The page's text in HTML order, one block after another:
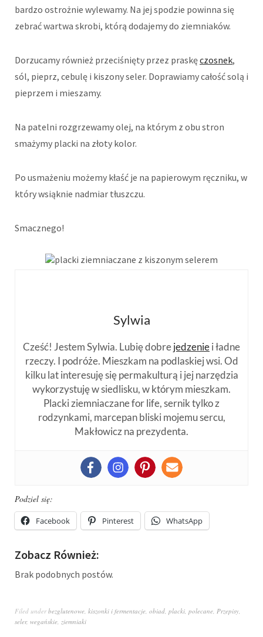
bardzo ostrożnie wylewamy. Na jej spodzie powinna się
zebrać wartwa skrobi, którą dodajemy do ziemniaków.
Dorzucamy również przeciśnięty przez praskęczosnek,
sól, pieprz, cebulę i kiszony seler. Doprawiamy całość solą i
pieprzem i mieszamy.
Na patelni rozgrzewamy olej, na którym z obu stron
smażymy placki na złoty kolor.
Po usmażeniu możemy kłaść je na papierowym ręczniku, w
który wsiąknie nadmiar tłuszczu.
Smacznego!
Sylwia
Cześć! Jestem Sylwia. Lubię dobrejedzeniei ładne
rzeczy. I podróże. Mieszkam na podlaskiej wsi. Od
kilku lat interesuję się permakulturą i jej narzędzia
wykorzystuję w siedlisku, w którym mieszkam.
Placki ziemniaczane for life, sernik tylko z
rodzynkami, marcepan bliski mojemu sercu,
Makłowicz na prezydenta.
Podziel się:
Facebook Pinterest WhatsApp
Zobacz Również:
Brak podobnych postów.
Filed underbezglutenowe kiszonki i fermentacje obiad placki polecane Przepisy
seler, wegańskie ziemniaki